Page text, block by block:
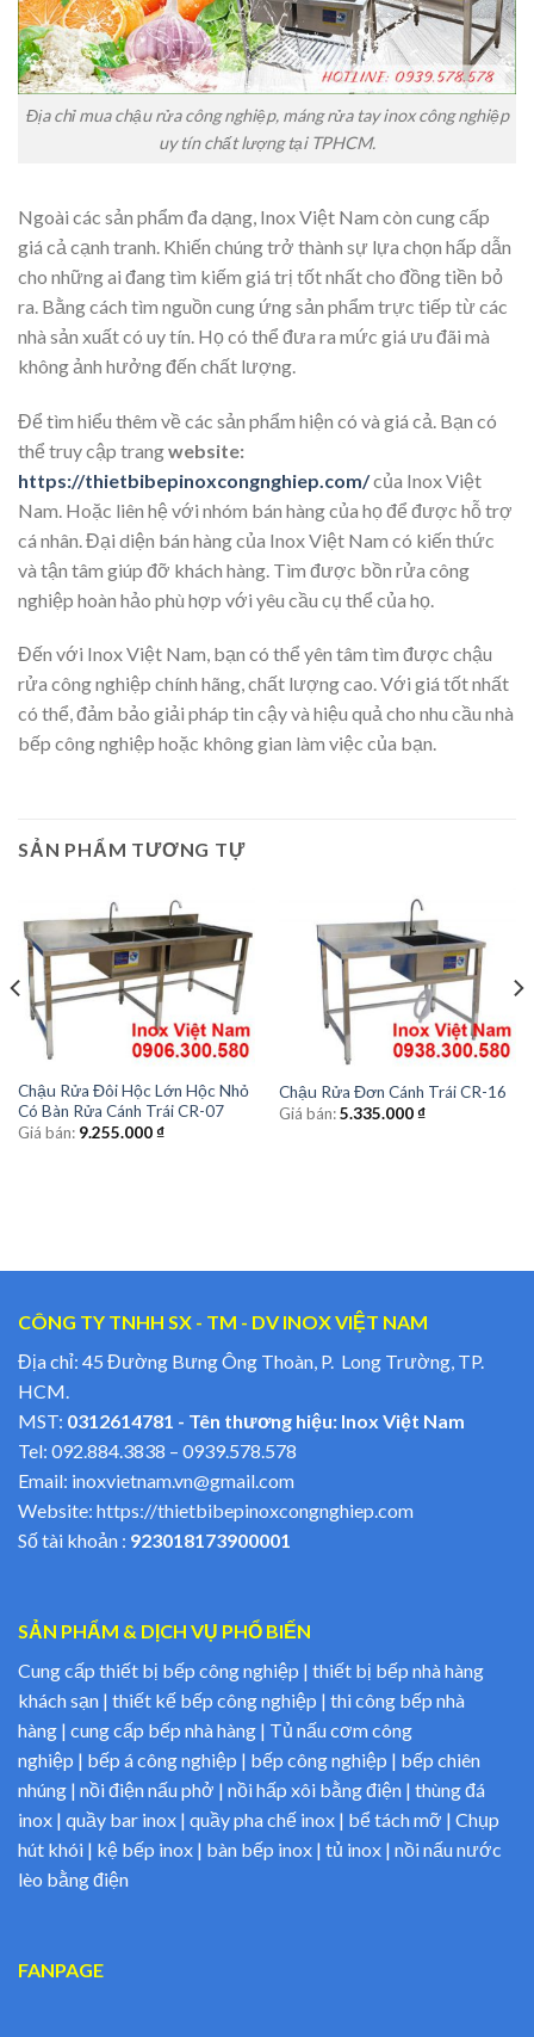
Địa chỉ mua chậu rửa công nghiệp, máng rửa tay inox công nghiệp
uy tín chất lượng tại TPHCM.
Ngoài các sản phẩm đa dạng, Inox Việt Nam còn cung cấp
giá cả cạnh tranh. Khiến chúng trở thành sự lựa chọn hấp dẫn
cho những ai đang tìm kiếm giá trị tốt nhất cho đồng tiền bỏ
ra. Bằng cách tìm nguồn cung ứng sản phẩm trực tiếp từ các
nhà sản xuất có uy tín. Họ có thể đưa ra mức giá ưu đãi mà
không ảnh hưởng đến chất lượng.
Để tìm hiểu thêm về các sản phẩm hiện có và giá cả. Bạn có
thể truy cập trangwebsite:
https://thietbibepinoxcongnghiep.com/của Inox Việt
Nam. Hoặc liên hệ với nhóm bán hàng của họ để được hỗ trợ
cá nhân. Đại diện bán hàng của Inox Việt Nam có kiến ​​thức
và tận tâm giúp đỡ khách hàng. Tìm được bồn rửa công
nghiệp hoàn hảo phù hợp với yêu cầu cụ thể của họ.
Đến với Inox Việt Nam, bạn có thể yên tâm tìm được chậu
rửa công nghiệp chính hãng, chất lượng cao. Với giá tốt nhất
có thể, đảm bảo giải pháp tin cậy và hiệu quả cho nhu cầu nhà
bếp công nghiệp hoặc không gian làm việc của bạn.
SẢN PHẨM TƯƠNG TỰ
Chậu Rửa Đôi Hộc Lớn Hộc Nhỏ
Có Bàn Rửa Cánh Trái CR-07
Giá bán: 9.255.000₫
Chậu Rửa Đơn Cánh Trái CR-16
Giá bán:5.335.000₫
CÔNG TY TNHH SX - TM - DV INOX VIỆT NAM
Địa chỉ: 45 Đường Bưng Ông Thoàn, P. Long Trường, TP.
HCM.
MST: 0312614781 - Tên thương hiệu: Inox Việt Nam
Tel: 092.884.3838 – 0939.578.578
Email: inoxvietnam.vn@gmail.com
Website: https://thietbibepinoxcongnghiep.com
Số tài khoản : 923018173900001
SẢN PHẨM & DỊCH VỤ PHỔ BIẾN
Cung cấp thiết bị bếp công nghiệp | thiết bị bếp nhà hàng
khách sạn | thiết kế bếp công nghiệp | thi công bếp nhà
hàng | cung cấp bếp nhà hàng | Tủ nấu cơm công
nghiệp | bếp á công nghiệp | bếp công nghiệp | bếp chiên
nhúng | nồi điện nấu phở | nồi hấp xôi bằng điện | thùng đá
inox | quầy bar inox | quầy pha chế inox | bể tách mỡ | Chụp
hút khói | kệ bếp inox | bàn bếp inox | tủ inox | nồi nấu nước
lèo bằng điện
FANPAGE